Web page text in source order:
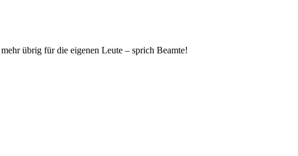
übrig für die eigenen Leute – sprich Beamte!